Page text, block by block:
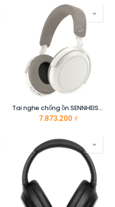
Tai nghe chống ồn SENNHEISER Momentum True Wireless 4 (Trắng)
7.873.200 ₫